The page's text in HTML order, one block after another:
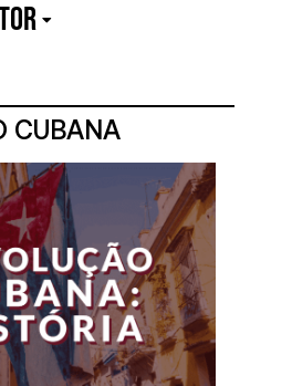
CUBANA